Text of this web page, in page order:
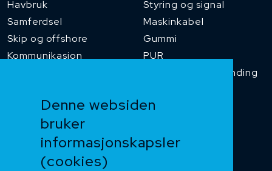
Denne websiden
bruker
informasjonskapsler
(cookies)
Havbruk
Samferdsel
Skip og offshore
Kommunikasjon
Styring og signal
Maskinkabel
Gummi
PUR
Temperaturbestanding
Heis og kran
Kategorikabel